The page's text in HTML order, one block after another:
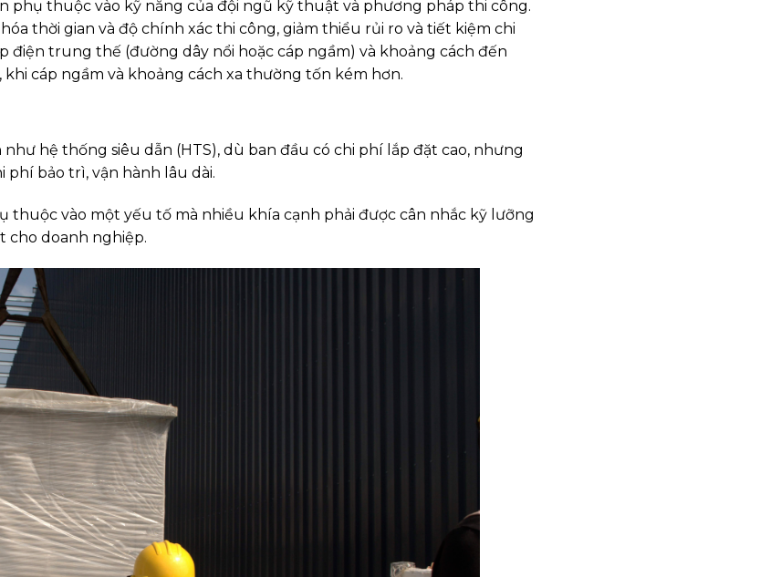
phụ thuộc vào kỹ năng của đội ngũ kỹ thuật và phương pháp thi công.
thời gian và độ chính xác thi công, giảm thiểu rủi ro và tiết kiệm chi
điện trung thế (đường dây nổi hoặc cáp ngầm) và khoảng cách đến
cáp ngầm và khoảng cách xa thường tốn kém hơn.
hệ thống siêu dẫn (HTS), dù ban đầu có chi phí lắp đặt cao, nhưng
phí bảo trì, vận hành lâu dài.
thuộc vào một yếu tố mà nhiều khía cạnh phải được cân nhắc kỹ lưỡng
cho doanh nghiệp.